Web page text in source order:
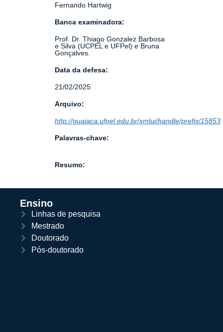
Fernando Hartwig
Banca examinadora:
Prof. Dr. Thiago Gonzalez Barbosa
e Silva (UCPEL e UFPel) e Bruna
Gonçalves.
Data da defesa:
21/02/2025
Arquivo:
http://guaiaca.ufpel.edu.br/xmlui/handle/prefix/15853
Palavras-chave:
Resumo:
Ensino
Linhas de pesquisa
Mestrado
Doutorado
Pós-doutorado